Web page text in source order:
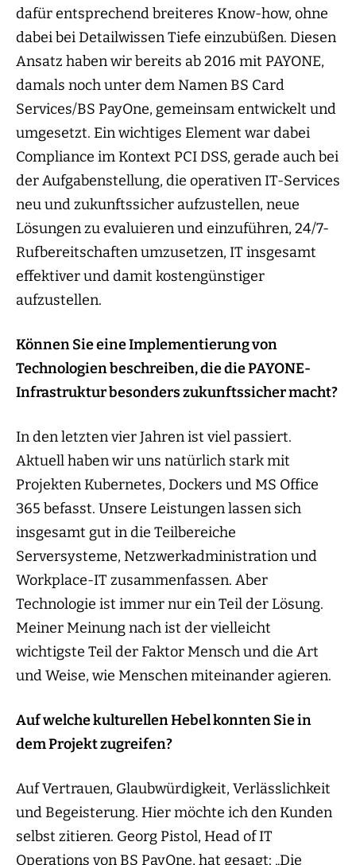
dafür entsprechend breiteres Know-how, ohne
dabei bei Detailwissen Tiefe einzubüßen. Diesen
Ansatz haben wir bereits ab 2016 mit PAYONE,
damals noch unter dem Namen BS Card
Services/BS PayOne, gemeinsam entwickelt und
umgesetzt. Ein wichtiges Element war dabei
Compliance im Kontext PCI DSS, gerade auch bei
der Aufgabenstellung, die operativen IT-Services
neu und zukunftssicher aufzustellen, neue
Lösungen zu evaluieren und einzuführen, 24/7-
Rufbereitschaften umzusetzen, IT insgesamt
effektiver und damit kostengünstiger
aufzustellen.
Können Sie eine Implementierung von
Technologien beschreiben, die die PAYONE-
Infrastruktur besonders zukunftssicher macht?
In den letzten vier Jahren ist viel passiert.
Aktuell haben wir uns natürlich stark mit
Projekten Kubernetes, Dockers und MS Office
365 befasst. Unsere Leistungen lassen sich
insgesamt gut in die Teilbereiche
Serversysteme, Netzwerkadministration und
Workplace-IT zusammenfassen. Aber
Technologie ist immer nur ein Teil der Lösung.
Meiner Meinung nach ist der vielleicht
wichtigste Teil der Faktor Mensch und die Art
und Weise, wie Menschen miteinander agieren.
Auf welche kulturellen Hebel konnten Sie in
dem Projekt zugreifen?
Auf Vertrauen, Glaubwürdigkeit, Verlässlichkeit
und Begeisterung. Hier möchte ich den Kunden
selbst zitieren. Georg Pistol, Head of IT
Operations von BS PayOne, hat gesagt: „Die